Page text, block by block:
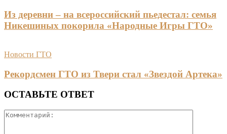
Из деревни – на всероссийский пьедестал: семья
Никешиных покорила «Народные Игры ГТО»
Новости ГТО
Рекордсмен ГТО из Твери стал «Звездой Артека»
ОСТАВЬТЕ ОТВЕТ